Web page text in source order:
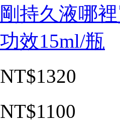
持久液哪
效15ml/瓶
NT$1320
NT$1100